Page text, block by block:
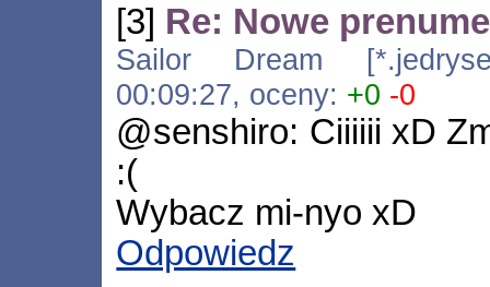
[3] Re: Nowe
Sailor Dream
00:09:27, oceny: +0 -0
@senshiro: Ciiiiii xD
:(
Wybacz mi-nyo xD
Odpowiedz